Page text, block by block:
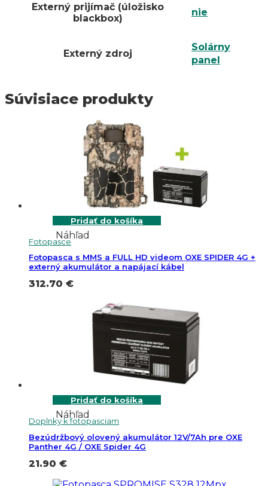
Externý prijímač (úložisko
blackbox)
nie
Externý zdroj
Solárny
panel
Súvisiace produkty
Pridať do košíka
Náhľad
Fotopasce
Fotopasca s MMS a FULL HD videom OXE SPIDER 4G +
externý akumulátor a napájací kábel
312.70 €
Pridať do košíka
Náhľad
Doplnky k fotopasciam
Bezúdržbový olovený akumulátor 12V/7Ah pre OXE
Panther 4G / OXE Spider 4G
21.90 €